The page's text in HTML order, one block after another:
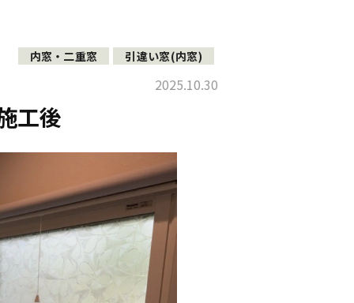
内窓・二重窓 引違い窓(内窓)
2025.10.30
工後